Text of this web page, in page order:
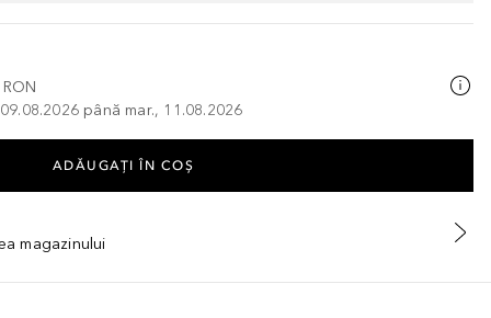
până mar., 11.08.2026
ADĂUGAȚI ÎN COŞ
magazinului